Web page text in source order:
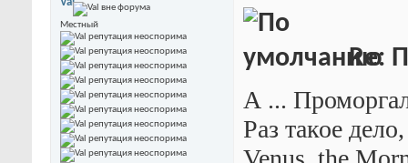
Местный
Re:
А ...
Раз такое